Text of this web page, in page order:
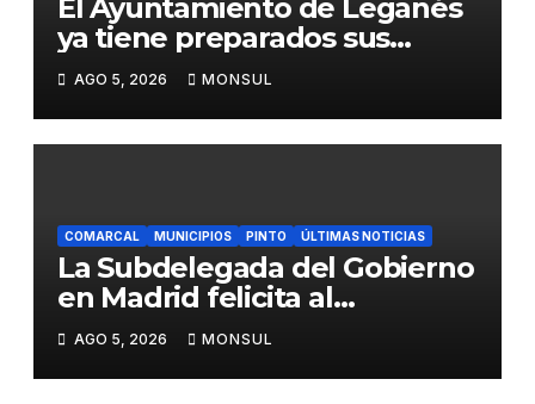
El Ayuntamiento de Leganés
ya tiene preparados sus
dispositivos de seguridad y
de limpieza para las Fiestas
de Butarque
AGO 5, 2026 MONSUL
COMARCAL MUNICIPIOS PINTO ÚLTIMAS NOTICIAS
La Subdelegada del Gobierno
en Madrid felicita al
Ayuntamiento de Pinto por
su dispositivo de seguridad
en las Fiestas Patronales
AGO 5, 2026 MONSUL